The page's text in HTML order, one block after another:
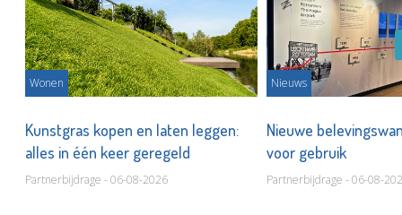
Wonen
Kunstgras kopen en laten leggen:
alles in één keer geregeld
Partnerbijdrage - 06-08-2026
Nieuws
Nieuwe
voor gebruik
Partnerbijdrage - 06-08-